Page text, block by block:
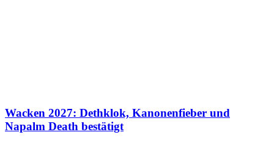
Wacken 2027: Dethklok, Kanonenfieber und
Napalm Death bestätigt